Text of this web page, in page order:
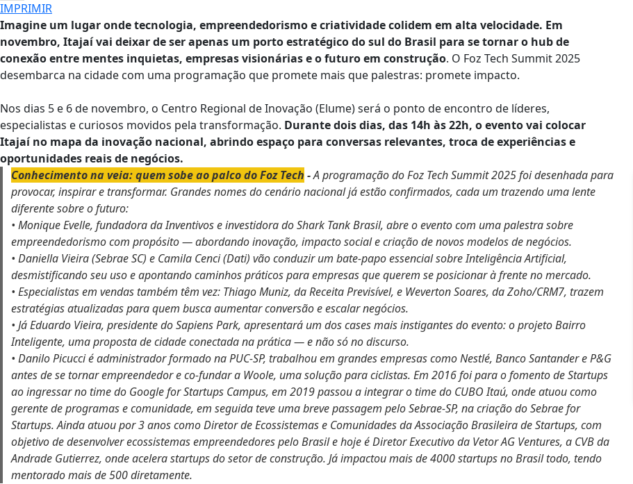
IMPRIMIR
Imagine um lugar onde tecnologia, empreendedorismo e criatividade colidem em alta velocidade. Em
novembro, Itajaí vai deixar de ser apenas um porto estratégico do sul do Brasil para se tornar o hub de
conexão entre mentes inquietas, empresas visionárias e o futuro em construção. O Foz Tech Summit 2025
desembarca na cidade com uma programação que promete mais que palestras: promete impacto.
Nos dias 5 e 6 de novembro, o Centro Regional de Inovação (Elume) será o ponto de encontro de líderes,
especialistas e curiosos movidos pela transformação. Durante dois dias, das 14h às 22h, o evento vai colocar
Itajaí no mapa da inovação nacional, abrindo espaço para conversas relevantes, troca de experiências e
oportunidades reais de negócios.
Conhecimento na veia: quem sobe ao palco do Foz Tech -A programação do Foz Tech Summit 2025 foi desenhada para
provocar, inspirar e transformar. Grandes nomes do cenário nacional já estão confirmados, cada um trazendo uma lente
diferente sobre o futuro:
• Monique Evelle, fundadora da Inventivos e investidora do Shark Tank Brasil, abre o evento com uma palestra sobre
empreendedorismo com propósito — abordando inovação, impacto social e criação de novos modelos de negócios.
• Daniella Vieira (Sebrae SC) e Camila Cenci (Dati) vão conduzir um bate-papo essencial sobre Inteligência Artificial,
desmistificando seu uso e apontando caminhos práticos para empresas que querem se posicionar à frente no mercado.
• Especialistas em vendas também têm vez: Thiago Muniz, da Receita Previsível, e Weverton Soares, da Zoho/CRM7, trazem
estratégias atualizadas para quem busca aumentar conversão e escalar negócios.
• Já Eduardo Vieira, presidente do Sapiens Park, apresentará um dos cases mais instigantes do evento: o projeto Bairro
Inteligente, uma proposta de cidade conectada na prática — e não só no discurso.
• Danilo Picucci é administrador formado na PUC-SP, trabalhou em grandes empresas como Nestlé, Banco Santander e P&G
antes de se tornar empreendedor e co-fundar a Woole, uma solução para ciclistas. Em 2016 foi para o fomento de Startups
ao ingressar no time do Google for Startups Campus, em 2019 passou a integrar o time do CUBO Itaú, onde atuou como
gerente de programas e comunidade, em seguida teve uma breve passagem pelo Sebrae-SP, na criação do Sebrae for
Startups. Ainda atuou por 3 anos como Diretor de Ecossistemas e Comunidades da Associação Brasileira de Startups, com
objetivo de desenvolver ecossistemas empreendedores pelo Brasil e hoje é Diretor Executivo da Vetor AG Ventures, a CVB da
Andrade Gutierrez, onde acelera startups do setor de construção. Já impactou mais de 4000 startups no Brasil todo, tendo
mentorado mais de 500 diretamente.